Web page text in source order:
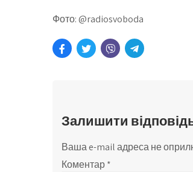
Фото: @radiosvoboda
Залишити
Ваша e-mail адреса не
Коментар*